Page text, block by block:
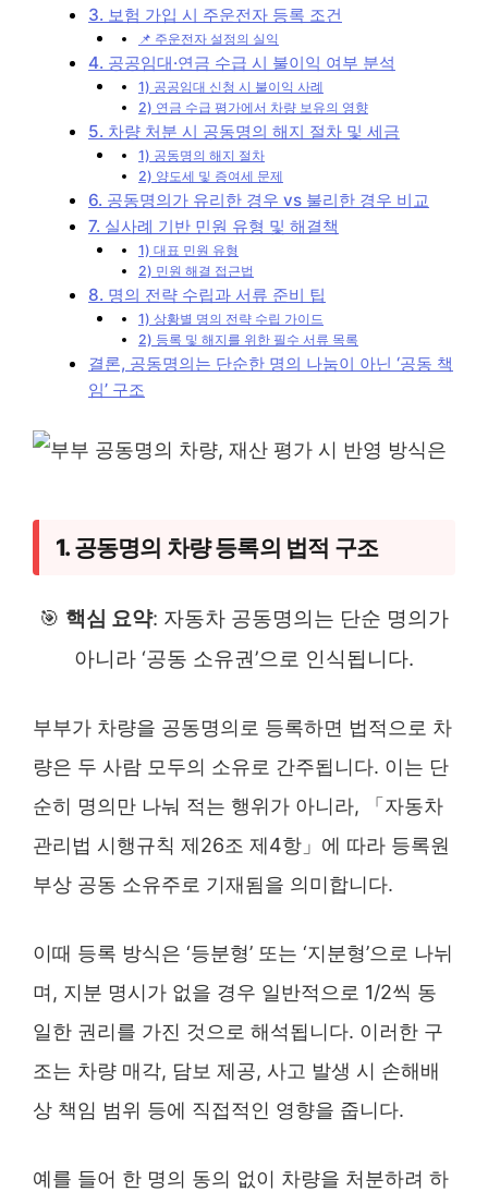
3. 보험 가입 시 주운전자 등록 조건
📌 주운전자 설정의 실익
4. 공공임대·연금 수급 시 불이익 여부 분석
1) 공공임대 신청 시 불이익 사례
2) 연금 수급 평가에서 차량 보유의 영향
5. 차량 처분 시 공동명의 해지 절차 및 세금
1) 공동명의 해지 절차
2) 양도세 및 증여세 문제
6. 공동명의가 유리한 경우 vs 불리한 경우 비교
7. 실사례 기반 민원 유형 및 해결책
1) 대표 민원 유형
2) 민원 해결 접근법
8. 명의 전략 수립과 서류 준비 팁
1) 상황별 명의 전략 수립 가이드
2) 등록 및 해지를 위한 필수 서류 목록
결론, 공동명의는 단순한 명의 나눔이 아닌 ‘공동 책
임’ 구조
1. 공동명의 차량 등록의 법적 구조
🎯 핵심 요약: 자동차 공동명의는 단순 명의가
아니라 ‘공동 소유권’으로 인식됩니다.
부부가 차량을 공동명의로 등록하면 법적으로 차
량은 두 사람 모두의 소유로 간주됩니다. 이는 단
순히 명의만 나눠 적는 행위가 아니라, 「자동차
관리법 시행규칙 제26조 제4항」에 따라 등록원
부상 공동 소유주로 기재됨을 의미합니다.
이때 등록 방식은 ‘등분형’ 또는 ‘지분형’으로 나뉘
며, 지분 명시가 없을 경우 일반적으로 1/2씩 동
일한 권리를 가진 것으로 해석됩니다. 이러한 구
조는 차량 매각, 담보 제공, 사고 발생 시 손해배
상 책임 범위 등에 직접적인 영향을 줍니다.
예를 들어 한 명의 동의 없이 차량을 처분하려 하